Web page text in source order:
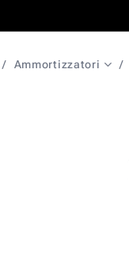
Ammortizzatori